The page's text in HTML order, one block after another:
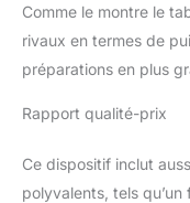
Comme le montre le
rivaux en termes de
préparations en plus
Rapport qualité-prix
Ce dispositif inclut
polyvalents, tels